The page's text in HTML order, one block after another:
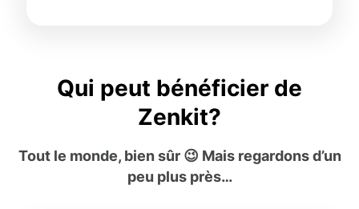
Qui peut bénéficier de
Zenkit?
Tout le monde, bien sûr 😉 Mais regardons d’un
peu plus près…